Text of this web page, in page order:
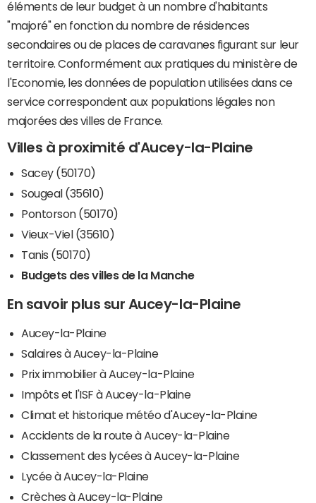
éléments de leur budget à un nombre d'habitants
"majoré" en fonction du nombre de résidences
secondaires ou de places de caravanes figurant sur leur
territoire. Conformément aux pratiques du ministère de
l'Economie, les données de population utilisées dans ce
service correspondent aux populations légales non
majorées des villes de France.
Villes à proximité d'Aucey-la-Plaine
Sacey (50170)
Sougeal (35610)
Pontorson (50170)
Vieux-Viel (35610)
Tanis (50170)
Budgets des villes de la Manche
En savoir plus sur Aucey-la-Plaine
Aucey-la-Plaine
Salaires à Aucey-la-Plaine
Prix immobilier à Aucey-la-Plaine
Impôts et l'ISF à Aucey-la-Plaine
Climat et historique météo d'Aucey-la-Plaine
Accidents de la route à Aucey-la-Plaine
Classement des lycées à Aucey-la-Plaine
Lycée à Aucey-la-Plaine
Crèches à Aucey-la-Plaine